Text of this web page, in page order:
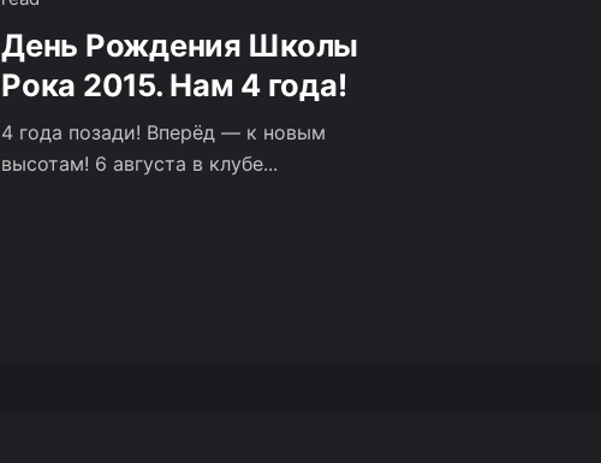
День Рождения Школы
Рока 2015. Нам 4 года!
4 года позади! Вперёд — к новым
высотам! 6 августа в клубе...